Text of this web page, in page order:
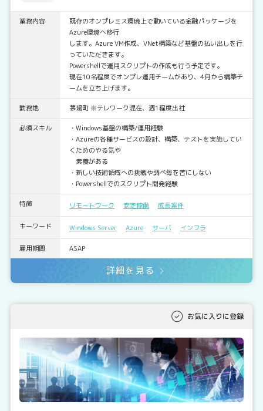
業務内容
既存のオンプレミス環境上で動いている金融パッケージを
Azure環境へ移行
します。Azure VM作成、VNet構築など基盤の払い出しを行
っていただきます。
Powershellで運用スクリプトの作成も行う予定です。
現在10名程度でオンプレ運用チームがあり、4月から構築チ
ームを立ち上げます。
勤務地 茅場町 ※テレワーク混在、週1程度出社
必須スキル
・Windows基盤の構築/運用経験
・Azureの各種サービスの設計、構築、テストを実施してい
くためのやる気や
素養がある
・新しい技術領域への挑戦や調べ毎を苦にしない
・Powershellでのスクリプト開発経験
特徴 リモートワーク 安定稼働 成長案件
キーワード Windows Server Azure サーバ インフラ
雇用期間 ASAP
詳細を見る
お気に入りに登録